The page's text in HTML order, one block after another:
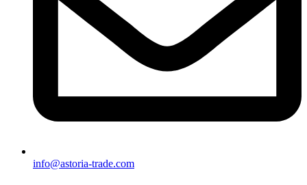
info@astoria-trade.com